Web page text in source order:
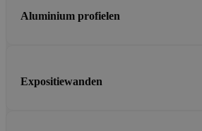
Aluminium profielen
Expositiewanden